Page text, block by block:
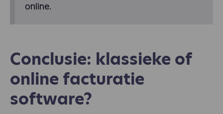
online.
Conclusie: klassieke of
online facturatie
software?